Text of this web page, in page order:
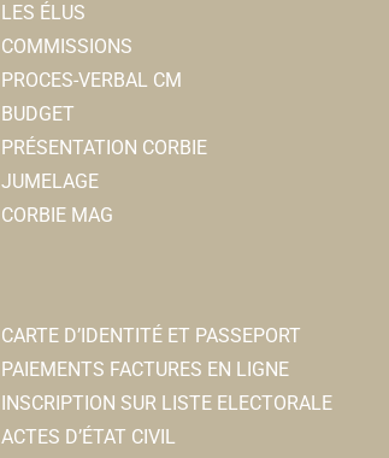
LES ÉLUS
COMMISSIONS
PROCES-VERBAL CM
BUDGET
PRÉSENTATION CORBIE
JUMELAGE
CORBIE MAG
CARTE D’IDENTITÉ ET PASSEPORT
PAIEMENTS FACTURES EN LIGNE
INSCRIPTION SUR LISTE ELECTORALE
ACTES D’ÉTAT CIVIL